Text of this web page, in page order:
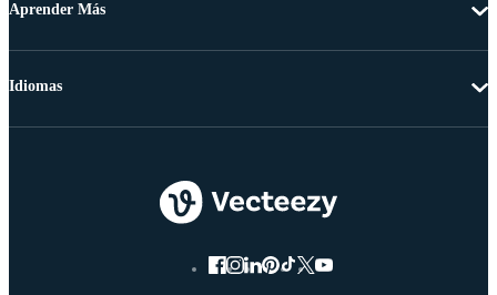
Aprender Más
Idiomas